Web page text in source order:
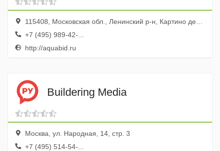
115408, Московская обл., Ленинский р-н, Картино дер., ул. Ильинская, 11
+7 (495) 989-42-...
http://aquabid.ru
Buildering Media
Москва, ул. Народная, 14, стр. 3
+7 (495) 514-54-...